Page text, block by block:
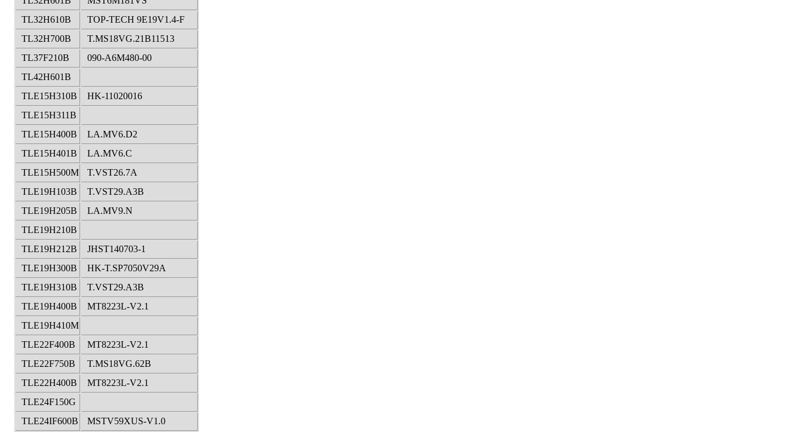
TL32H610B
TOP-TECH 9E19V1.4-F
TL32H700B
T.MS18VG.21B11513
TL37F210B
090-A6M480-00
TL42H601B
TLE15H310B
HK-11020016
TLE15H311B
TLE15H400B
LA.MV6.D2
TLE15H401B
LA.MV6.C
TLE15H500M
T.VST26.7A
TLE19H103B
T.VST29.A3B
TLE19H205B
LA.MV9.N
TLE19H210B
TLE19H212B
JHST140703-1
TLE19H300B
HK-T.SP7050V29A
TLE19H310B
T.VST29.A3B
TLE19H400B
MT8223L-V2.1
TLE19H410M
TLE22F400B
MT8223L-V2.1
TLE22F750B
T.MS18VG.62B
TLE22H400B
MT8223L-V2.1
TLE24F150G
TLE24IF600B
MSTV59XUS-V1.0